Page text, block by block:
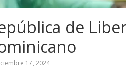
de
17, 2024